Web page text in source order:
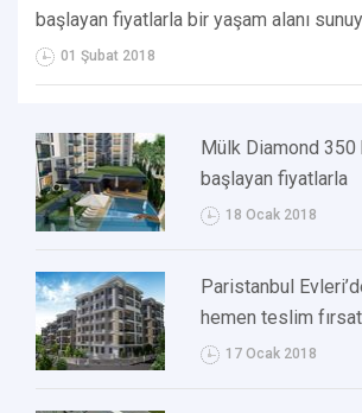
başlayan fiyatlarla bir yaşam alanı
01 Şubat 2018
Mülk Diamond 350
başlayan fiyatlarla
18 Ocak 2018
Paristanbul
hemen teslim
17 Ocak 2018